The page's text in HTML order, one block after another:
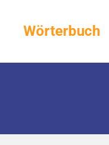
Wörterbuch